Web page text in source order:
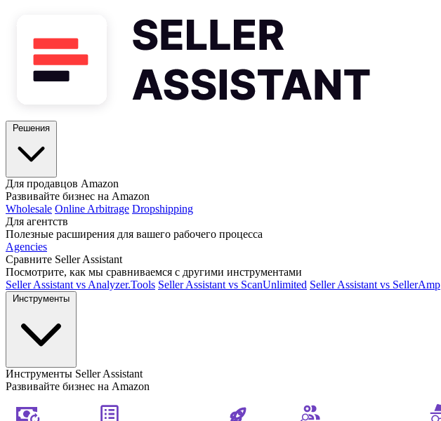
Для продавцов Amazon
Развивайте бизнес на Amazon
Wholesale Online Arbitrage Dropshipping
Для агентств
Полезные расширения для вашего рабочего процесса
Agencies
Сравните Seller Assistant
Посмотрите, как мы сравниваемся с другими инструментами
Seller Assistant vs Analyzer.Tools Seller Assistant vs ScanUnlimited Seller Assistant vs SellerAmp
Инструменты Seller Assistant
Развивайте бизнес на Amazon